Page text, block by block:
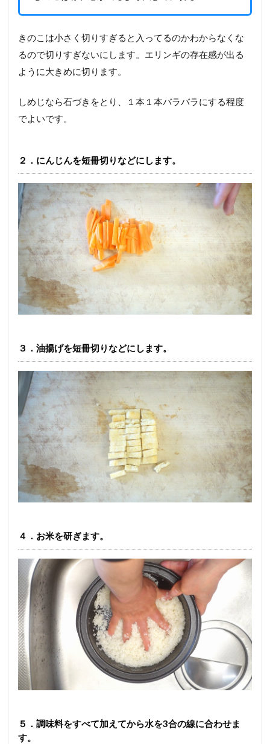
きのこは小さく切りすぎると入ってるのかわからなくな
るので切りすぎないにします。エリンギの存在感が出る
ように大きめに切ります。
しめじなら石づきをとり、１本１本バラバラにする程度
でよいです。
２．にんじんを短冊切りなどにします。
３．油揚げを短冊切りなどにします。
４．お米を研ぎます。
５．調味料をすべて加えてから水を3合の線に合わせま
す。